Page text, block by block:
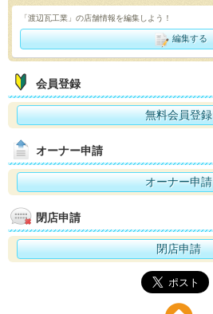
「渡辺瓦工業」の店舗情報を編集しよう！
編集する
会員登録
無料会員登録
オーナー申請
オーナー申請
閉店申請
閉店申請